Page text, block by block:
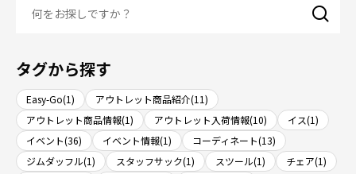
タグから探す
Easy-Go(1)
アウトレット商品紹介(11)
アウトレット商品情報(1)
アウトレット入荷情報(10)
イス(1)
イベント(36)
イベント情報(1)
コーディネート(13)
ジムダッフル(1)
スタッフサック(1) スツール(1)
チェア(1)